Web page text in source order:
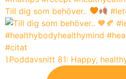
Till dig som behöver..
⌇Poddavsnitt 81: Happy,